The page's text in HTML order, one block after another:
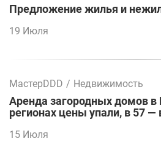
Предложение жилья и
19 Июля
МастерDDD / Недвижимость
Аренда загородных домов в
регионах цены упали, в 57 —
15 Июля